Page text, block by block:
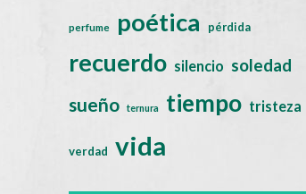
perfume poética pérdida
recuerdo silencio soledad
sueño ternura tiempo tristeza
verdad vida